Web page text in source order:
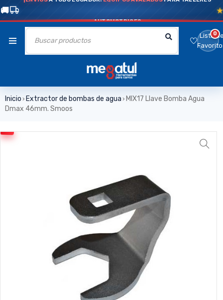
AUTOMOTRICES
Lista0
Inicio › Extractor de bombas de agua › MIX17 Llave Bomba Agua
Dmax 46mm. Smoos